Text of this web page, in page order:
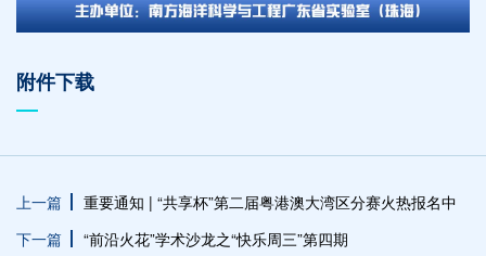
附件下载
上一篇
重要通知 | “共享杯”第二届粤港澳大湾区分赛火热报名中
下一篇
“前沿火花”学术沙龙之“快乐周三”第四期